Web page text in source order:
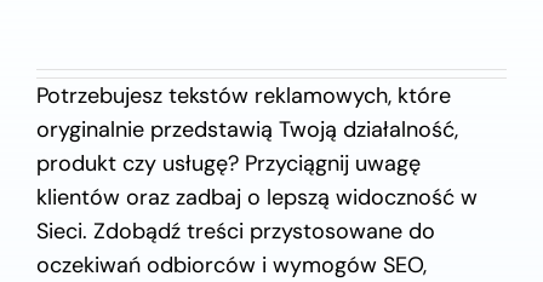
Potrzebujesz tekstów reklamowych, które
oryginalnie przedstawią Twoją działalność,
produkt czy usługę? Przyciągnij uwagę
klientów oraz zadbaj o lepszą widoczność w
Sieci. Zdobądź treści przystosowane do
oczekiwań odbiorców i wymogów SEO,